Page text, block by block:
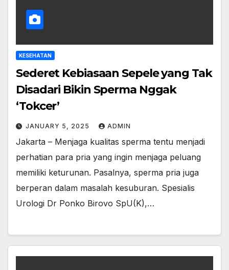
KESEHATAN
Sederet Kebiasaan Sepele yang Tak
Disadari Bikin Sperma Nggak
‘Tokcer’
JANUARY 5, 2025 ADMIN
Jakarta – Menjaga kualitas sperma tentu menjadi
perhatian para pria yang ingin menjaga peluang
memiliki keturunan. Pasalnya, sperma pria juga
berperan dalam masalah kesuburan. Spesialis
Urologi Dr Ponko Birovo SpU(K),…